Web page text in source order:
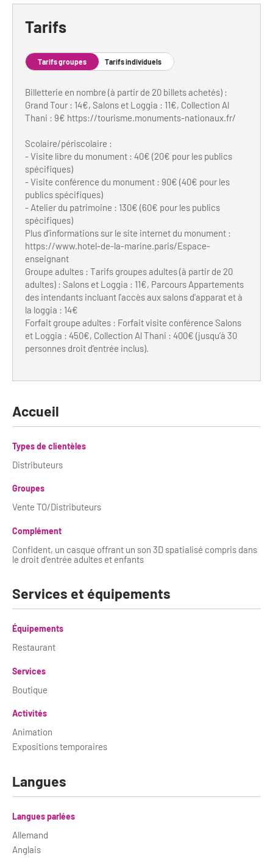
Comment se rendre accessible?
Annuaire accessibilité
L'organisation du label
L'organisation des visites
Remise des Prix
Inscription à la newsletter
Institutionnels du tourisme
Tarifs
Tarifs groupes Tarifs individuels
Billetterie en nombre (à partir de 20 billets achetés) :
Grand Tour : 14€, Salons et Loggia : 11€, Collection Al
Thani : 9€ https://tourisme.monuments-nationaux.fr/
Scolaire/périscolaire :
- Visite libre du monument : 40€ (20€ pour les publics
spécifiques)
- Visite conférence du monument : 90€ (40€ pour les
publics spécifiques)
- Atelier du patrimoine : 130€ (60€ pour les publics
spécifiques)
Plus d’informations sur le site internet du monument :
https://www.hotel-de-la-marine.paris/Espace-
enseignant
Groupe adultes : Tarifs groupes adultes (à partir de 20
adultes) : Salons et Loggia : 11€, Parcours Appartements
des intendants incluant l'accès aux salons d'apparat et à
la loggia : 14€
Forfait groupe adultes : Forfait visite conférence Salons
et Loggia : 450€, Collection Al Thani : 400€ (jusqu’à 30
personnes droit d’entrée inclus).
Accueil
Types de clientèles
Distributeurs
Groupes
Vente TO/Distributeurs
Complément
Confident, un casque offrant un son 3D spatialisé compris dans
le droit d'entrée adultes et enfants
Services et équipements
Équipements
Restaurant
Services
Boutique
Activités
Animation
Expositions temporaires
Langues
Langues parlées
Allemand
Anglais